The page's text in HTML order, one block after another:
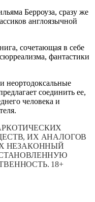
Берроуза, сразу же
англоязычной
сочетающая в себе
фантастики
неортодоксальные
соединить ее,
человека и
ИХ АНАЛОГОВ
НЕЗАКОННЫЙ
18+